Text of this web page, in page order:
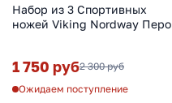
Набор из 3 Спортивных
ножей Viking Nordway Перо
1 750 руб2 300 руб
Ожидаем поступление